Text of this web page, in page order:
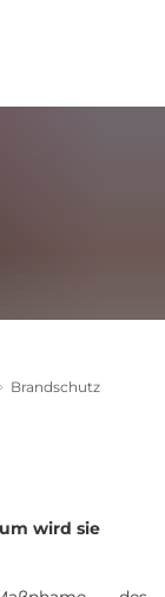
Brandschutz
wird sie